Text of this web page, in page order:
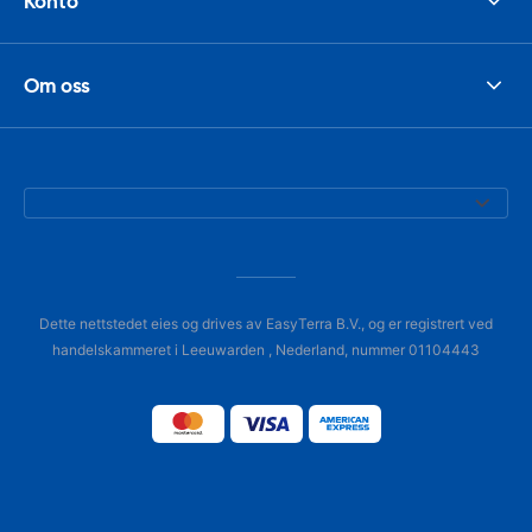
Om oss
Dette nettstedet eies og drives av EasyTerra B.V., og er registrert ved
handelskammeret i Leeuwarden , Nederland, nummer 01104443